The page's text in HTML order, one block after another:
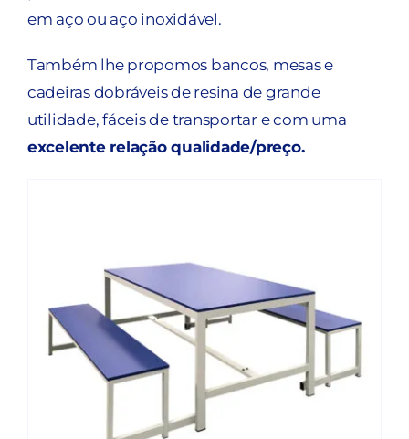
em aço ou aço inoxidável.
Também lhe propomos bancos, mesas e
cadeiras dobráveis de resina de grande
utilidade, fáceis de transportar e com uma
excelente relação qualidade/preço.